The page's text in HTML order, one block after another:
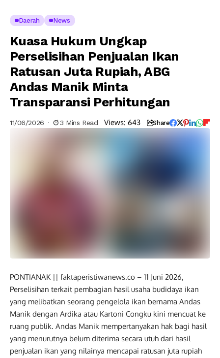
Daerah News
Kuasa Hukum Ungkap
Perselisihan Penjualan Ikan
Ratusan Juta Rupiah, ABG
Andas Manik Minta
Transparansi Perhitungan
11/06/2026 3 Mins Read Views: 643 Share
PONTIANAK || faktaperistiwanews.co – 11 Juni 2026,
Perselisihan terkait pembagian hasil usaha budidaya ikan
yang melibatkan seorang pengelola ikan bernama Andas
Manik dengan Ardika atau Kartoni Congku kini mencuat ke
ruang publik. Andas Manik mempertanyakan hak bagi hasil
yang menurutnya belum diterima secara utuh dari hasil
penjualan ikan yang nilainya mencapai ratusan juta rupiah